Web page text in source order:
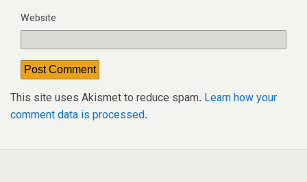
Website
This site uses Akismet to reduce spam. Learn how your
comment data is processed.